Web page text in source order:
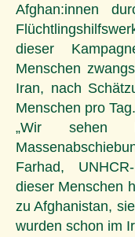
Afghan:innen
dieser
Menschen
Iran, nach
Menschen pro Tag.
„Wir sehen
Farhad,
dieser Menschen
zu Afghanistan,
wurden schon im